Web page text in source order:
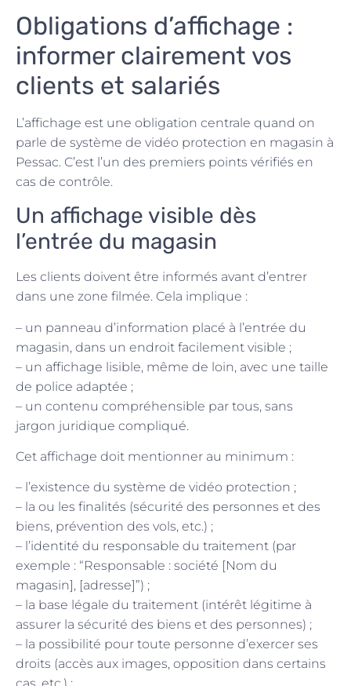
Obligations d’affichage :
informer clairement vos
clients et salariés
L’affichage est une obligation centrale quand on
parle de système de vidéo protection en magasin à
Pessac. C’est l’un des premiers points vérifiés en
cas de contrôle.
Un affichage visible dès
l’entrée du magasin
Les clients doivent être informés avant d’entrer
dans une zone filmée. Cela implique :
– un panneau d’information placé à l’entrée du
magasin, dans un endroit facilement visible ;
– un affichage lisible, même de loin, avec une taille
de police adaptée ;
– un contenu compréhensible par tous, sans
jargon juridique compliqué.
Cet affichage doit mentionner au minimum :
– l’existence du système de vidéo protection ;
– la ou les finalités (sécurité des personnes et des
biens, prévention des vols, etc.) ;
– l’identité du responsable du traitement (par
exemple : “Responsable : société [Nom du
magasin], [adresse]”) ;
– la base légale du traitement (intérêt légitime à
assurer la sécurité des biens et des personnes) ;
– la possibilité pour toute personne d’exercer ses
droits (accès aux images, opposition dans certains